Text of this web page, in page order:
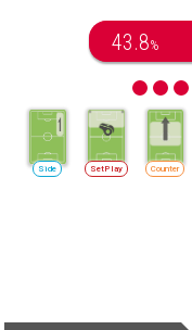
43.8%
Counter
SetPlay
Side